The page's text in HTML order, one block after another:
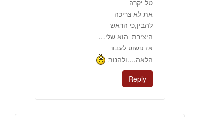
טל יקרה
את לא צריכה
להבין,כי הראש
היצירתי הוא שלי…
אז פשוט לעבור
הלאה….ולהנות
Reply